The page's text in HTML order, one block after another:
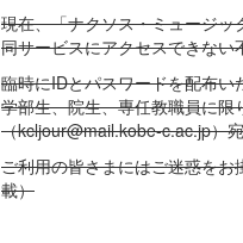
現在、「ナクソス・ミュージ
同サービスにアクセスできな
臨時にIDとパスワードを配布
学部生、院生、専任教職員に
（kcljour@mail.kobe-c.ac.jp）
ご利用の皆さまにはご迷惑を
載）